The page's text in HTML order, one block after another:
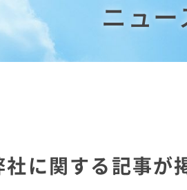
ニュー
社に関する記事が